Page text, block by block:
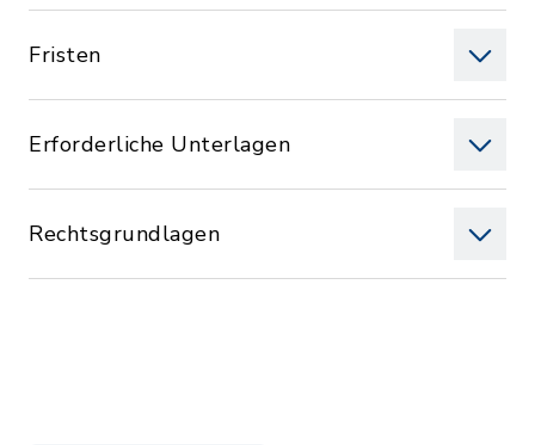
Fristen
Erforderliche Unterlagen
Rechtsgrundlagen